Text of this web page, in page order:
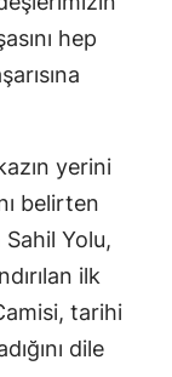
hep
yerini
belirten
Yolu,
ilk
tarihi
dile